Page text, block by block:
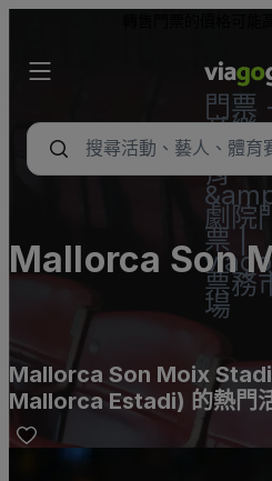
門票
音樂
會、
育
劇院
票 |
票務
場
Mallorca Son
(formerly Visit
Mallorca Son Moix
Mallorca Estadi) 的熱門